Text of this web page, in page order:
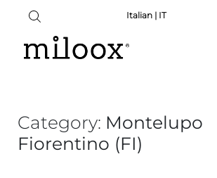
Italian | IT
Category: Montelupo
Fiorentino (FI)